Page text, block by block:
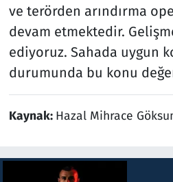
ve terörden arındırma
devam etmektedir.
ediyoruz. Sahada uygun
durumunda bu konu
Kaynak: Hazal Mihrace